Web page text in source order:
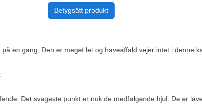
Betygsätt produkt
en gang. Den er meget let og haveaffald vejer intet i denne
Det svageste punkt er nok de medfølgende hjul. De er